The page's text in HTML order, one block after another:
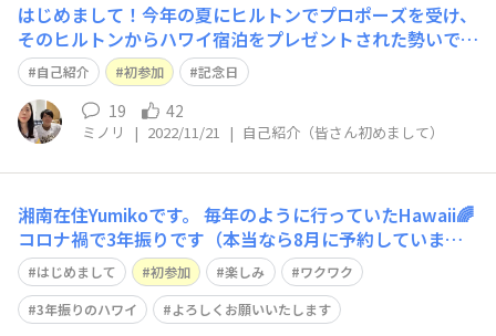
はじめまして！今年の夏にヒルトンでプロポーズを受け、
そのヒルトンからハワイ宿泊をプレゼントされた勢いでパ
ートナーとホノルルマラソンに申し込みました。大会当日
12/11は偶然にも私達の交際開始日！ホノルルを走ってい
る間、日本では代理人による婚姻届提出が行われる予定で
す。 マラソン初挑戦なので20キロ走
自己紹介 初参加 記念日
19 42
ミノリ | 2022/11/21 | 自己紹介（皆さん初めまして）
湘南在住Yumikoです。 毎年のように行っていたHawaii🌈
コロナ禍で3年振りです（本当なら8月に予約していまし
たがコロナに感染してキャンセルしました） 憧れだった
ホノルルマラソン🏃‍♀️それも50回記念✨ 色々教えてくださ
い。どうぞよろしくお願いいたします。
はじめまして 初参加 楽しみ
ワクワク
3年振りのハワイ
よろしくお願いいたします